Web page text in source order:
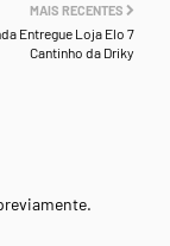
MAIS RECENTES
Entregue Loja Elo 7
Cantinho da Driky